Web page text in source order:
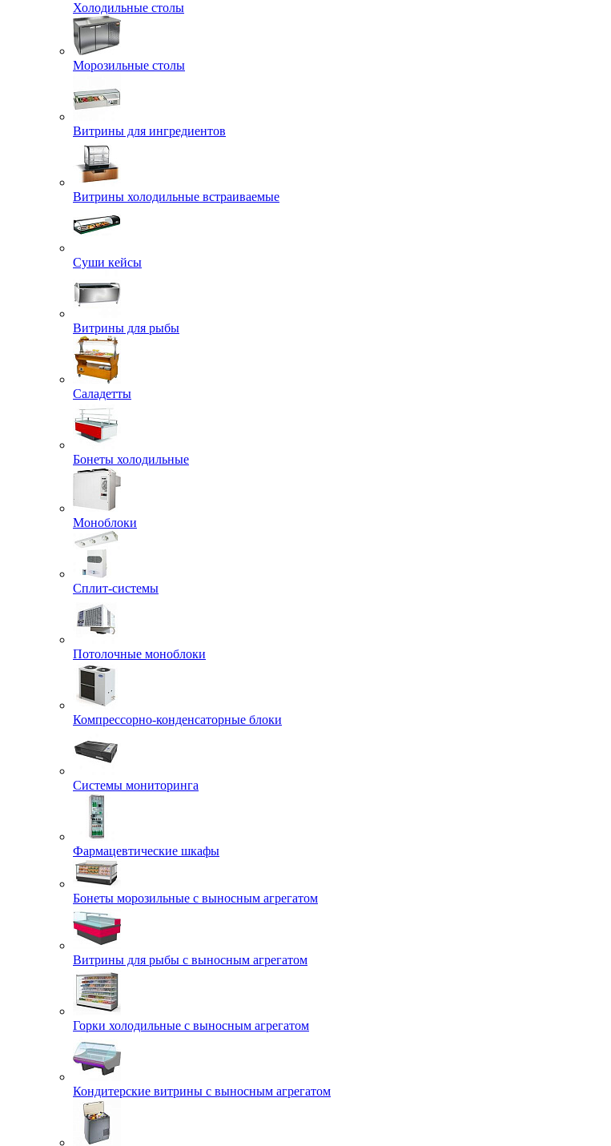
Холодильные столы
Морозильные столы
Витрины для ингредиентов
Витрины холодильные встраиваемые
Суши кейсы
Витрины для рыбы
Саладетты
Бонеты холодильные
Моноблоки
Сплит-системы
Потолочные моноблоки
Компрессорно-конденсаторные блоки
Системы мониторинга
Фармацевтические шкафы
Бонеты морозильные с выносным агрегатом
Витрины для рыбы с выносным агрегатом
Горки холодильные с выносным агрегатом
Кондитерские витрины с выносным агрегатом